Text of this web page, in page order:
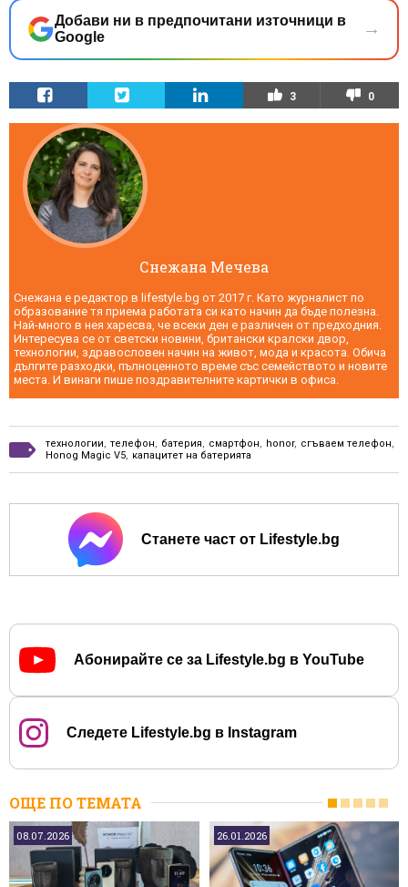
Добави ни в предпочитани източници в
Google
→
3 0
Снежана Мечева
Снежана е редактор в lifestyle.bg от 2017 г. Като журналист по
образование тя приема работата си като начин да бъде полезна.
Най-много в нея харесва, че всеки ден е различен от предходния.
Интересува се от светски новини, британски кралски двор,
технологии, здравословен начин на живот, мода и красота. Обича
дългите разходки, пълноценното време със семейството и новите
места. И винаги пише поздравителните картички в офиса.
технологии, телефон, батерия, смартфон, honor, сгъваем телефон,
Honog Magic V5, капацитет на батерията
Станете част от Lifestyle.bg
Абонирайте се за Lifestyle.bg в YouTube
Следете Lifestyle.bg в Instagram
ОЩЕ ПО ТЕМАТА
08.07.2026 26.01.2026